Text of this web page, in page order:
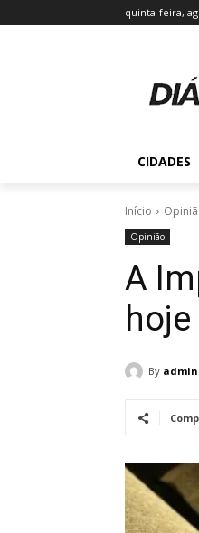
quinta-feira,
CIDADES
Início
Opinião
A
hoje
By admin